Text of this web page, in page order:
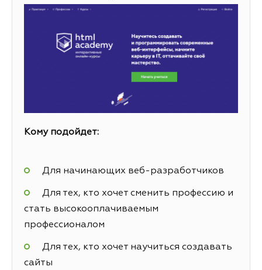
Кому подойдет:
Для начинающих веб-разработчиков
Для тех, кто хочет сменить профессию и
стать высокооплачиваемым
профессионалом
Для тех, кто хочет научиться создавать
сайты